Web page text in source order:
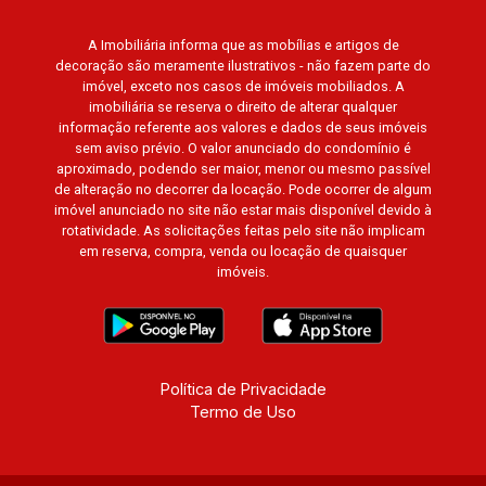
A Imobiliária informa que as mobílias e artigos de
decoração são meramente ilustrativos - não fazem parte do
imóvel, exceto nos casos de imóveis mobiliados. A
imobiliária se reserva o direito de alterar qualquer
informação referente aos valores e dados de seus imóveis
sem aviso prévio. O valor anunciado do condomínio é
aproximado, podendo ser maior, menor ou mesmo passível
de alteração no decorrer da locação. Pode ocorrer de algum
imóvel anunciado no site não estar mais disponível devido à
rotatividade. As solicitações feitas pelo site não implicam
em reserva, compra, venda ou locação de quaisquer
imóveis.
Política de Privacidade
Termo de Uso